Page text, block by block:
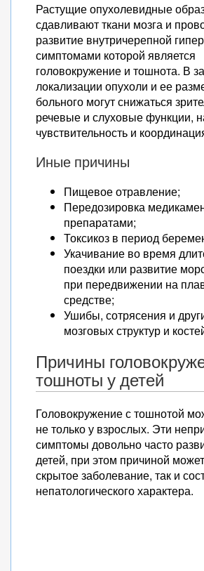
Растущие опухолевидные
сдавливают ткани мозга и
развитие внутричерепной
симптомами которой является
головокружение и тошнота. В
локализации опухоли и ее
больного могут снижаться
речевые и слуховые функции,
чувствительность и
Иные причины
Пищевое отравление;
Передозировка
препаратами;
Токсикоз в период
Укачивание во время
поездки или развитие
при передвижении на
средстве;
Ушибы, сотрясения и
мозговых структур и
Причины
тошноты у детей
Головокружение с тошнотой
не только у взрослых. Эти
симптомы довольно часто
детей, при этом причиной может
скрытое заболевание, так и
непатологического характера.